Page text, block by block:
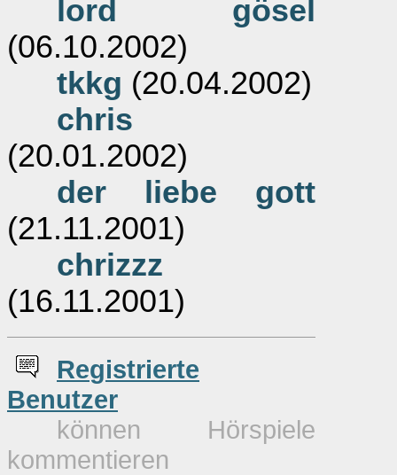
lord gösel
(06.10.2002)
tkkg (20.04.2002)
chris
(20.01.2002)
der liebe gott
(21.11.2001)
chrizzz
(16.11.2001)
Registrierte
Benutzer
können Hörspiele
kommentieren